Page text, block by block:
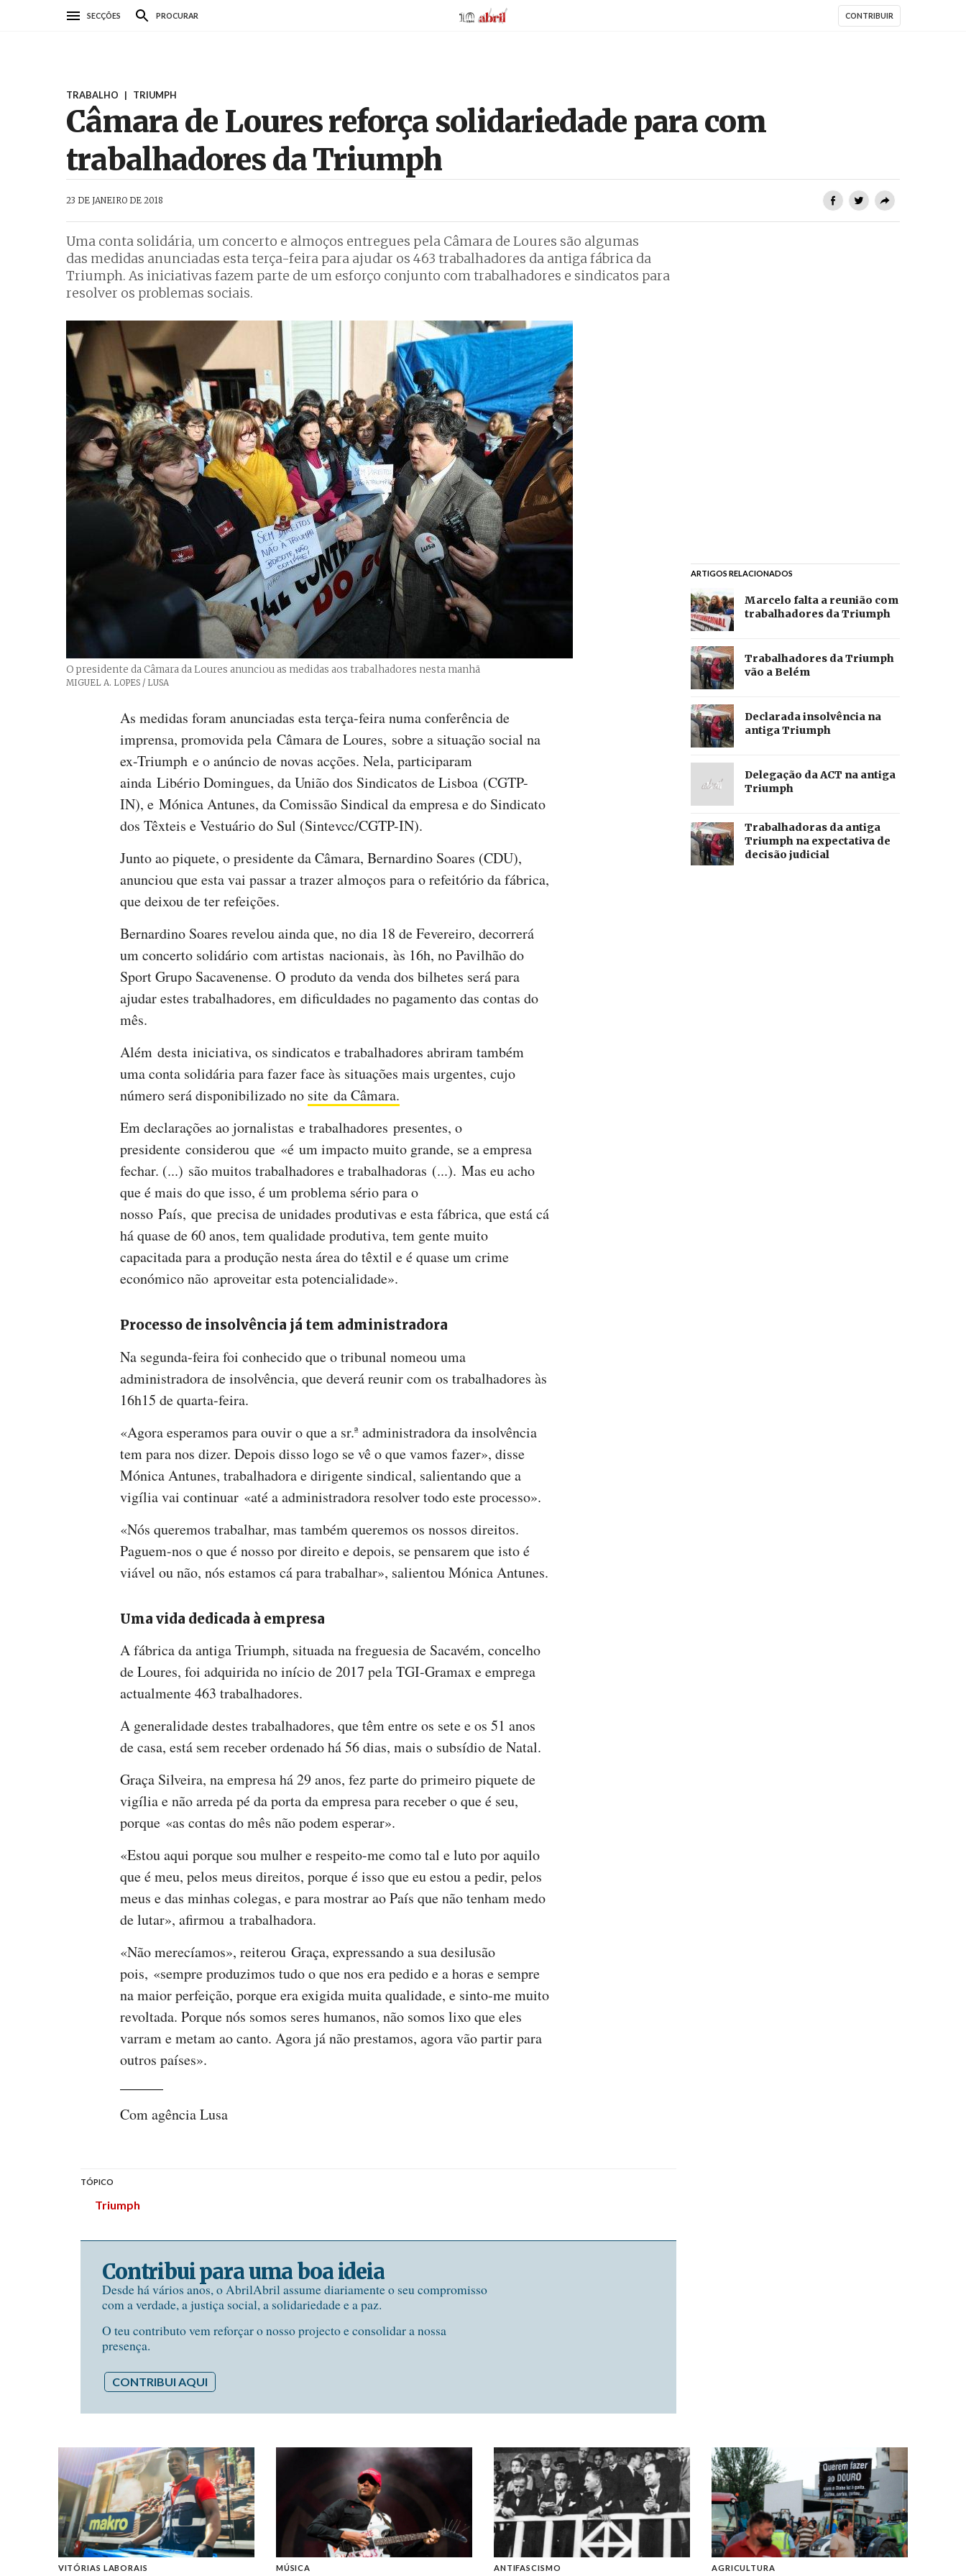
SECÇÕES PROCURAR AbrilAbril CONTRIBUIR
TRABALHO | TRIUMPH
Câmara de Loures reforça solidariedade para com
trabalhadores da Triumph
23 DE JANEIRO DE 2018
Uma conta solidária, um concerto e almoços entregues pela Câmara de Loures são algumas
das medidas anunciadas esta terça-feira para ajudar os 463 trabalhadores da antiga fábrica da
Triumph. As iniciativas fazem parte de um esforço conjunto com trabalhadores e sindicatos para
resolver os problemas sociais.
O presidente da Câmara da Loures anunciou as medidas aos trabalhadores nesta manhã
Créditos
MIGUEL A. LOPES / LUSA
As medidas foram anunciadas esta terça-feira numa conferência de
imprensa, promovida pela Câmara de Loures, sobre a situação social na
ex-Triumph e o anúncio de novas acções. Nela, participaram
ainda Libério Domingues, da União dos Sindicatos de Lisboa (CGTP-
IN), e Mónica Antunes, da Comissão Sindical da empresa e do Sindicato
dos Têxteis e Vestuário do Sul (Sintevcc/CGTP-IN).
Junto ao piquete, o presidente da Câmara, Bernardino Soares (CDU),
anunciou que esta vai passar a trazer almoços para o refeitório da fábrica,
que deixou de ter refeições.
Bernardino Soares revelou ainda que, no dia 18 de Fevereiro, decorrerá
um concerto solidário com artistas nacionais, às 16h, no Pavilhão do
Sport Grupo Sacavenense. O produto da venda dos bilhetes será para
ajudar estes trabalhadores, em dificuldades no pagamento das contas do
mês.
Além desta iniciativa, os sindicatos e trabalhadores abriram também
uma conta solidária para fazer face às situações mais urgentes, cujo
número será disponibilizado no site da Câmara.
Em declarações ao jornalistas e trabalhadores presentes, o
presidente considerou que «é um impacto muito grande, se a empresa
fechar. (...) são muitos trabalhadores e trabalhadoras (...). Mas eu acho
que é mais do que isso, é um problema sério para o
nosso País, que precisa de unidades produtivas e esta fábrica, que está cá
há quase de 60 anos, tem qualidade produtiva, tem gente muito
capacitada para a produção nesta área do têxtil e é quase um crime
económico não aproveitar esta potencialidade».
Processo de insolvência já tem administradora
Na segunda-feira foi conhecido que o tribunal nomeou uma
administradora de insolvência, que deverá reunir com os trabalhadores às
16h15 de quarta-feira.
«Agora esperamos para ouvir o que a sr.ª administradora da insolvência
tem para nos dizer. Depois disso logo se vê o que vamos fazer», disse
Mónica Antunes, trabalhadora e dirigente sindical, salientando que a
vigília vai continuar «até a administradora resolver todo este processo».
«Nós queremos trabalhar, mas também queremos os nossos direitos.
Paguem-nos o que é nosso por direito e depois, se pensarem que isto é
viável ou não, nós estamos cá para trabalhar», salientou Mónica Antunes.
Uma vida dedicada à empresa
A fábrica da antiga Triumph, situada na freguesia de Sacavém, concelho
de Loures, foi adquirida no início de 2017 pela TGI-Gramax e emprega
actualmente 463 trabalhadores.
A generalidade destes trabalhadores, que têm entre os sete e os 51 anos
de casa, está sem receber ordenado há 56 dias, mais o subsídio de Natal.
Graça Silveira, na empresa há 29 anos, fez parte do primeiro piquete de
vigília e não arreda pé da porta da empresa para receber o que é seu,
porque «as contas do mês não podem esperar».
«Estou aqui porque sou mulher e respeito-me como tal e luto por aquilo
que é meu, pelos meus direitos, porque é isso que eu estou a pedir, pelos
meus e das minhas colegas, e para mostrar ao País que não tenham medo
de lutar», afirmou a trabalhadora.
«Não merecíamos», reiterou Graça, expressando a sua desilusão
pois, «sempre produzimos tudo o que nos era pedido e a horas e sempre
na maior perfeição, porque era exigida muita qualidade, e sinto-me muito
revoltada. Porque nós somos seres humanos, não somos lixo que eles
varram e metam ao canto. Agora já não prestamos, agora vão partir para
outros países».
Com agência Lusa
TÓPICO
Triumph
Contribui para uma boa ideia
Desde há vários anos, o AbrilAbril assume diariamente o seu compromisso
com a verdade, a justiça social, a solidariedade e a paz.
O teu contributo vem reforçar o nosso projecto e consolidar a nossa
presença.
CONTRIBUI AQUI
ARTIGOS RELACIONADOS
Marcelo falta a reunião com
trabalhadores da Triumph
Trabalhadores da Triumph
vão a Belém
Declarada insolvência na
antiga Triumph
Delegação da ACT na antiga
Triumph
Trabalhadoras da antiga
Triumph na expectativa de
decisão judicial
VITÓRIAS LABORAIS MÚSICA ANTIFASCISMO AGRICULTURA